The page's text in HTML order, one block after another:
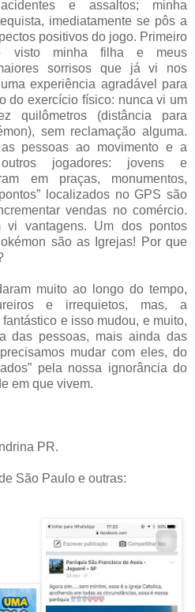
e assaltos; minha
imediatamente se pôs a
positivos do jogo. Primeiro
visto minha filha e meus
sorrisos que já vi nos
experiência agradável para
do exercício físico: nunca vi um
quilômetros (distância para
sem reclamação alguma.
pessoas ao movimento e a
jogadores: jovens e
em praças, monumentos,
localizados no GPS são
vendas no comércio.
vi vantagens. Um dos pontos
são as Igrejas! Por que
muito ao longo do tempo,
e irrequietos, mas, a
e isso mudou, e muito,
das pessoas, mais ainda das
mudar com eles, do
pela nossa ignorância do
em que vivem.
PR.
São Paulo e outras: